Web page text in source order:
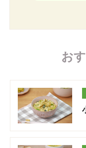
お